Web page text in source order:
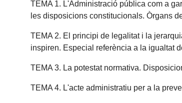
TEMA 1. L'Administració pública com a
les disposicions constitucionals. Òrgans
TEMA 2. El principi de legalitat i la
inspiren. Especial referència a la igualtat
TEMA 3. La potestat normativa.
TEMA 4. L'acte administratiu per a la